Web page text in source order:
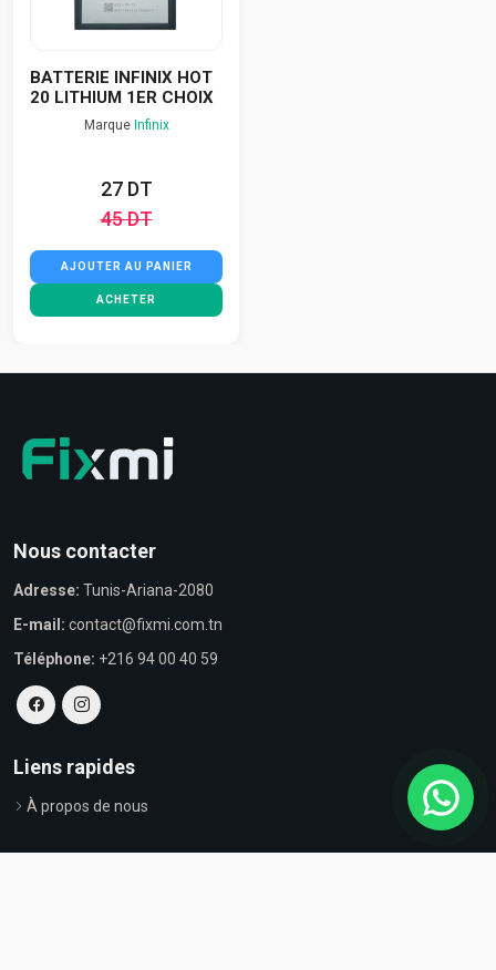
BATTERIE INFINIX HOT
20 LITHIUM 1ER CHOIX
Marque Infinix
27 DT
45 DT
AJOUTER AU PANIER
ACHETER
Nous contacter
Adresse: Tunis-Ariana-2080
E-mail: contact@fixmi.com.tn
Téléphone: +216 94 00 40 59
Liens rapides
À propos de nous